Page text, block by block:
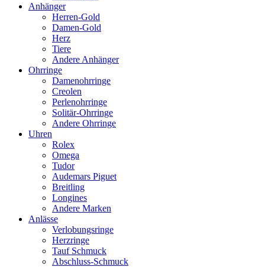
Anhänger
Herren-Gold
Damen-Gold
Herz
Tiere
Andere Anhänger
Ohrringe
Damenohrringe
Creolen
Perlenohrringe
Solitär-Ohrringe
Andere Ohrringe
Uhren
Rolex
Omega
Tudor
Audemars Piguet
Breitling
Longines
Andere Marken
Anlässe
Verlobungsringe
Herzringe
Tauf Schmuck
Abschluss-Schmuck